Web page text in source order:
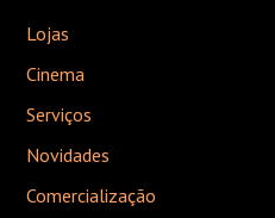
Lojas
Cinema
Serviços
Novidades
Comercialização